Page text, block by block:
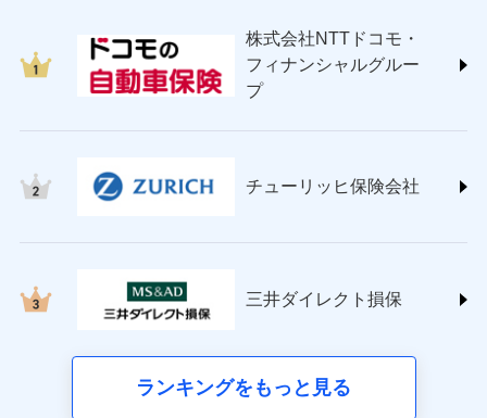
ＳＯＭＰＯダイレクト損害保険株式会社
(https://www.sompo-direct.co.jp/)
チューリッヒ保険会社 (https://www.zurich.co.jp/)
(https://www.nisshinfire.co.jp/)
(https://www.petfamilyins.co.jp/)
ins.com/)
三井ダイレクト損害保険株式会社
株式会社NTTドコモ・
フィナンシャルグルー
プ
チューリッヒ保険会社
三井ダイレクト損保
ランキングをもっと見る